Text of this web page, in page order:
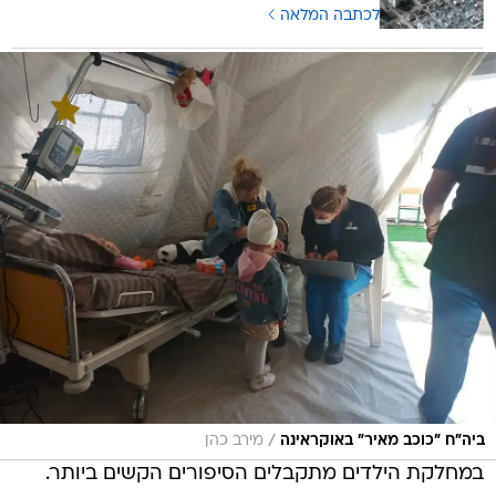
לכתבה המלאה
ביה"ח "כוכב מאיר" באוקראינה / מירב כהן
במחלקת הילדים מתקבלים הסיפורים הקשים ביותר.